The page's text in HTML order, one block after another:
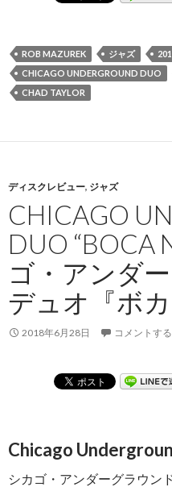
ROB MAZUREK ジャズ
CHICAGO UNDERGROUND DUO
CHAD TAYLOR
ディスクレビュー, ジャズ
CHICAGO
DUO “BOCA
ゴ・アンダ
デュオ『ボカ
2018年6月28日 コメントする
Chicago
シカゴ・アンダーグラウン